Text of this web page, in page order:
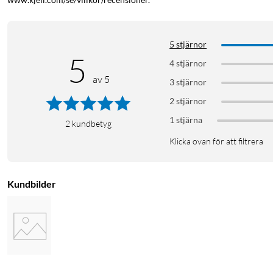
5 av 5
2 kundbetyg
5 stjärnor
4 stjärnor
3 stjärnor
2 stjärnor
1 stjärna
Klicka ovan för att filtrera
Kundbilder